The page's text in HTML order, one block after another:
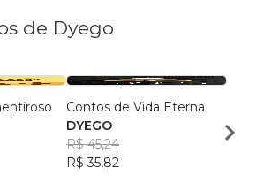
de Dyego
Contos de Vida Eterna
DYEGO
R$ 45,24
R$ 35,82
R$